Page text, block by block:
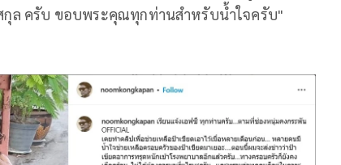
กุล ครับ ขอบพระคุณทุกท่านสำหรับน้ำใจครับ"